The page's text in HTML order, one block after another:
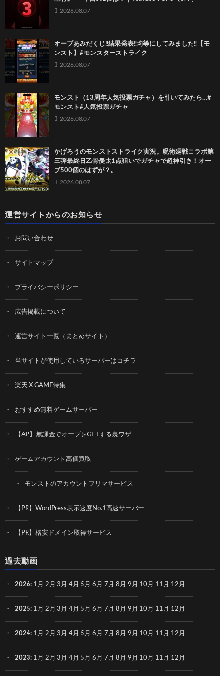
2026.08.07
オーブあみだくじ‼️結果発表‼️均等にしてみました‼️【モ
ンスト】#モンスターストライク
2026.08.07
モンスト（13周年人気投票ガチャ）を引いてみたら…#
モンスト#人気投票ガチャ
2026.08.07
かげろうのモンストストライク実況。呪術廻戦コラボ第
三弾最終日乙骨憂太1点狙いでガチャで超神引き！オー
ブ500個のはずが？。
2026.08.07
運営サイトからのお知らせ
お問い合わせ
サイトマップ
プライバシーポリシー
広告掲載について
運営サイト一覧（まとめサイト）
当サイトが使用しているサーバーはコチラ
楽天 X GAME特集
おすすめ無料ゲームサーバー
【AP】無課金でオーブをGETする裏ワザ
ゲームアカウント高価買取
モンストのアカウントフリマサービス
【PR】WordPress表示速度No.1高速サーバー
【PR】格安ドメイン取得サービス
過去動画
2026: 1月 2月 3月 4月 5月 6月 7月 8月 9月 10月 11月 12月
2025: 1月 2月 3月 4月 5月 6月 7月 8月 9月 10月 11月 12月
2024: 1月 2月 3月 4月 5月 6月 7月 8月 9月 10月 11月 12月
2023: 1月 2月 3月 4月 5月 6月 7月 8月 9月 10月 11月 12月